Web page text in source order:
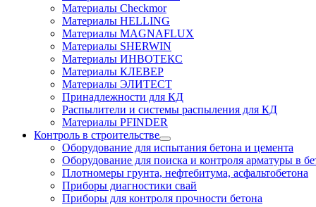
Материалы Checkmor
Материалы HELLING
Материалы MAGNAFLUX
Материалы SHERWIN
Материалы ИНВОТЕКС
Материалы КЛЕВЕР
Материалы ЭЛИТЕСТ
Принадлежности для КД
Распылители и системы распыления для КД
Материалы PFINDER
Контроль в строительстве
Оборудование для испытания бетона и цемента
Оборудование для поиска и контроля арматуры в
Плотномеры грунта, нефтебитума, асфальтобетона
Приборы диагностики свай
Приборы для контроля прочности бетона